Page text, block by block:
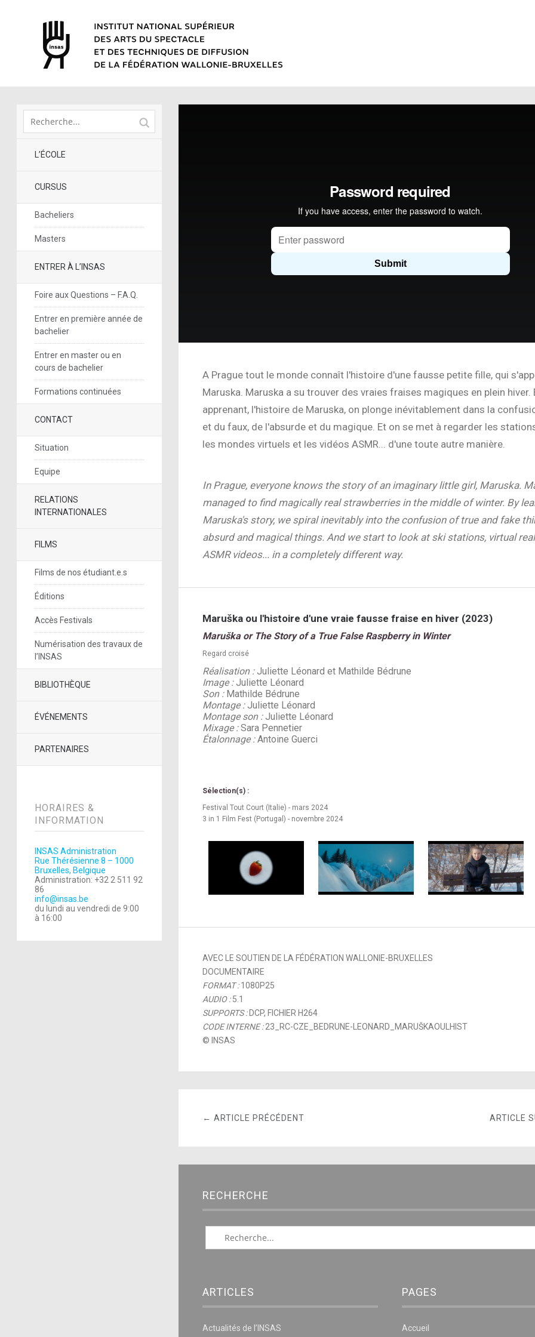
L’ÉCOLE
CURSUS
Bacheliers
Masters
ENTRER À L’INSAS
Foire aux Questions – F.A.Q.
Entrer en première année de
bachelier
Entrer en master ou en
cours de bachelier
Formations continuées
CONTACT
Situation
Equipe
RELATIONS
INTERNATIONALES
FILMS
Films de nos étudiant.e.s
Éditions
Accès Festivals
Numérisation des travaux de
l’INSAS
BIBLIOTHÈQUE
ÉVÉNEMENTS
PARTENAIRES
HORAIRES &
INFORMATION
INSAS Administration
Rue Thérésienne 8 – 1000
Bruxelles, Belgique
Administration: +32 2 511 92
86
info@insas.be
du lundi au vendredi de 9:00
à 16:00
A Prague tout le monde connaît l'histoire d'une fausse petite fille, qui
Maruska. Maruska a su trouver des vraies fraises magiques en plein hiver.
apprenant, l'histoire de Maruska, on plonge inévitablement dans la
et du faux, de l'absurde et du magique. Et on se met à regarder les
les mondes virtuels et les vidéos ASMR... d'une toute autre manière.
In Prague, everyone knows the story of an imaginary little girl, Maruska.
managed to find magically real strawberries in the middle of winter. By
Maruska's story, we spiral inevitably into the confusion of true and fake
absurd and magical things. And we start to look at ski stations, virtual
ASMR videos... in a completely different way.
Maruška ou l'histoire d'une vraie fausse fraise en hiver (2023)
Maruška or The Story of a True False Raspberry in Winter
Regard croisé
Réalisation :Juliette Léonard et Mathilde Bédrune
Image :Juliette Léonard
Son :Mathilde Bédrune
Montage :Juliette Léonard
Montage son :Juliette Léonard
Mixage :Sara Pennetier
Étalonnage :Antoine Guerci
Sélection(s) :
Festival Tout Court (Italie) - mars 2024
3 in 1 Film Fest (Portugal) - novembre 2024
AVEC LE SOUTIEN DE LA FÉDÉRATION WALLONIE-BRUXELLES
DOCUMENTAIRE
FORMAT :1080P25
AUDIO :5.1
SUPPORTS :DCP, FICHIER H264
CODE INTERNE :23_RC-CZE_BEDRUNE-LEONARD_MARUŠKAOULHIST
© INSAS
ARTICLE
← ARTICLE PRÉCÉDENT
RECHERCHE
ARTICLES
Actualités de l’INSAS
PAGES
Accueil